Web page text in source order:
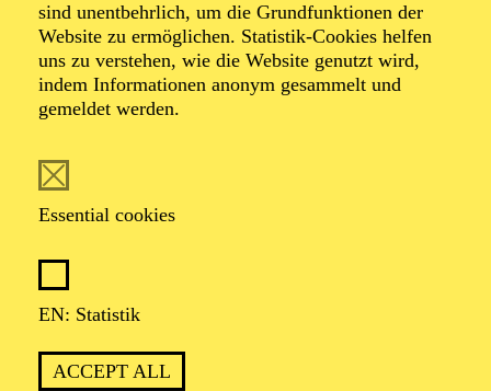
sind unentbehrlich, um die Grundfunktionen der
Website zu ermöglichen. Statistik-Cookies helfen
uns zu verstehen, wie die Website genutzt wird,
indem Informationen anonym gesammelt und
gemeldet werden.
Essential cookies
EN: Statistik
ACCEPT ALL
PHILHARMONIE ESSEN
Sunday
11:00 - 11:45
KINDERKONZERT
AKKORDEON ZUM
ANFASSEN
Für Kinder von 4 bis 6 Jahren